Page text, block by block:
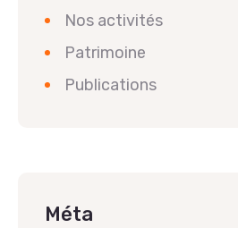
Nos activités
Patrimoine
Publications
Méta